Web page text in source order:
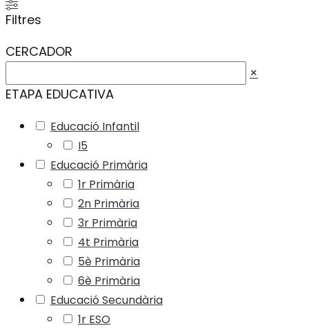
Filtres
CERCADOR
×
ETAPA EDUCATIVA
Educació Infantil
I5
Educació Primària
1r Primària
2n Primària
3r Primària
4t Primària
5è Primària
6è Primària
Educació Secundària
1r ESO